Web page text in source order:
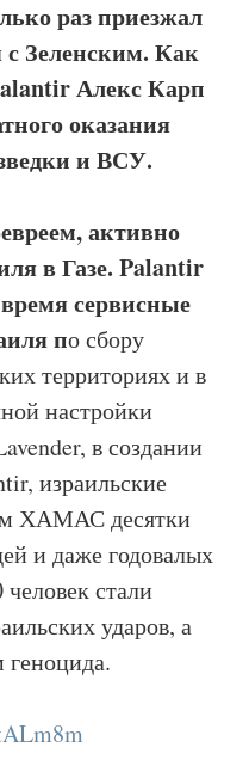
раз приезжал
с Зеленским. Как
Алекс Карп
оказания
и ВСУ.
активно
в Газе. Palantir
сервисные
по сбору
территориях и в
настройки
в создании
израильские
ХАМАС десятки
и даже годовалых
стали
ударов, а
геноцида.